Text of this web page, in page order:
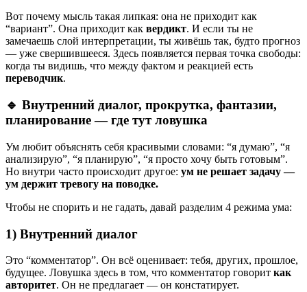
Вот почему мысль такая липкая: она не приходит как
“вариант”. Она приходит как вердикт. И если ты не
замечаешь слой интерпретации, ты живёшь так, будто прогноз
— уже свершившееся. Здесь появляется первая точка свободы:
когда ты видишь, что между фактом и реакцией есть
переводчик.
🔹 Внутренний диалог, прокрутка, фантазии,
планирование — где тут ловушка
Ум любит объяснять себя красивыми словами: “я думаю”, “я
анализирую”, “я планирую”, “я просто хочу быть готовым”.
Но внутри часто происходит другое: ум не решает задачу —
ум держит тревогу на поводке.
Чтобы не спорить и не гадать, давай разделим 4 режима ума:
1) Внутренний диалог
Это “комментатор”. Он всё оценивает: тебя, других, прошлое,
будущее. Ловушка здесь в том, что комментатор говорит как
авторитет. Он не предлагает — он констатирует.